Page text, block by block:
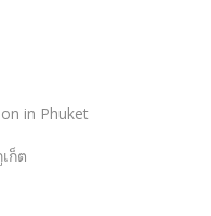
in Phuket
ก็ต